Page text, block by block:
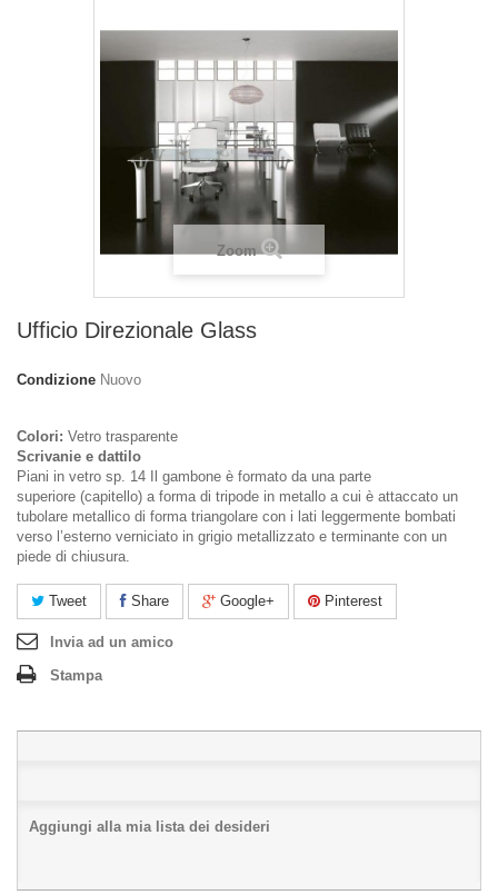
Zoom
Ufficio Direzionale Glass
Condizione Nuovo
Colori: Vetro trasparente
Scrivanie e dattilo
Piani in vetro sp. 14 Il gambone è formato da una parte
superiore (capitello) a forma di tripode in metallo a cui è attaccato un
tubolare metallico di forma triangolare con i lati leggermente bombati
verso l’esterno verniciato in grigio metallizzato e terminante con un
piede di chiusura.
Tweet Share Google+ Pinterest
Invia ad un amico
Stampa
Aggiungi alla mia lista dei desideri